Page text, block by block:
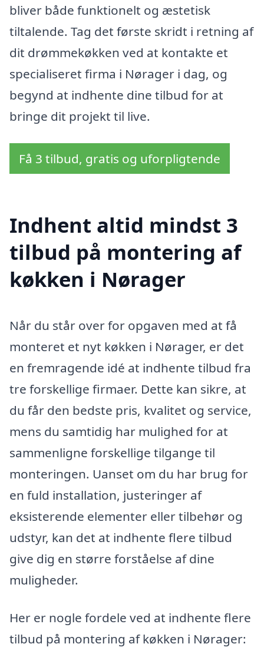
bliver både funktionelt og æstetisk
tiltalende. Tag det første skridt i retning af
dit drømmekøkken ved at kontakte et
specialiseret firma i Nørager i dag, og
begynd at indhente dine tilbud for at
bringe dit projekt til live.
Få 3 tilbud, gratis og uforpligtende
Indhent altid mindst 3
tilbud på montering af
køkken i Nørager
Når du står over for opgaven med at få
monteret et nyt køkken i Nørager, er det
en fremragende idé at indhente tilbud fra
tre forskellige firmaer. Dette kan sikre, at
du får den bedste pris, kvalitet og service,
mens du samtidig har mulighed for at
sammenligne forskellige tilgange til
monteringen. Uanset om du har brug for
en fuld installation, justeringer af
eksisterende elementer eller tilbehør og
udstyr, kan det at indhente flere tilbud
give dig en større forståelse af dine
muligheder.
Her er nogle fordele ved at indhente flere
tilbud på montering af køkken i Nørager: